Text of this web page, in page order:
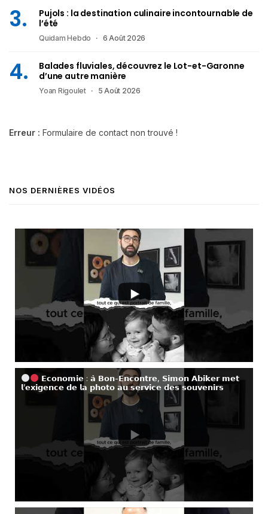
Pujols : la destination culinaire incontournable de
l’été
Quidam Hebdo 6 Août 2026
Balades fluviales, découvrez le Lot-et-Garonne
d’une autre manière
Yoan Rigoulet 5 Août 2026
Erreur : Formulaire de contact non trouvé !
NOS DERNIÈRES VIDÉOS
𝗘𝗰𝗼𝗻𝗼𝗺𝗶𝗲 : 𝗮̀ 𝗕𝗼𝗻-𝗘𝗻𝗰𝗼𝗻𝘁𝗿𝗲, 𝗦𝗶𝗺𝗼𝗻 𝗔𝗯𝗶𝗸𝗲𝗿 𝗺𝗲𝘁
𝗹’𝗲𝘅𝗶𝗴𝗲𝗻𝗰𝗲 𝗱𝗲 𝗹𝗮 𝗽𝗵𝗼𝘁𝗼 𝗮𝘂 𝘀𝗲𝗿𝘃𝗶𝗰𝗲 𝗱𝗲𝘀 𝘀𝗼𝘂𝘃𝗲𝗻𝗶𝗿𝘀